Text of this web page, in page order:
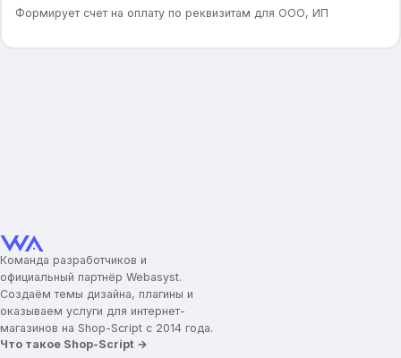
Формирует счет на оплату по реквизитам для ООО, ИП
Команда разработчиков и
официальный партнёр Webasyst.
Создаём темы дизайна, плагины и
оказываем услуги для интернет-
магазинов на Shop-Script с 2014 года.
Что такое Shop-Script →